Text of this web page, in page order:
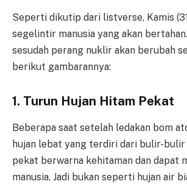
Seperti dikutip dari listverse, Kamis
segelintir manusia yang akan
sesudah perang nuklir akan berubah
berikut gambarannya:
1. Turun Hujan Hitam Pekat
Beberapa saat setelah ledakan bom
hujan lebat yang terdiri dari bulir-
pekat berwarna kehitaman dan dapat
manusia. Jadi bukan seperti hujan air